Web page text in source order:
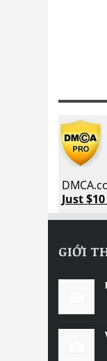
Just
GIỚI